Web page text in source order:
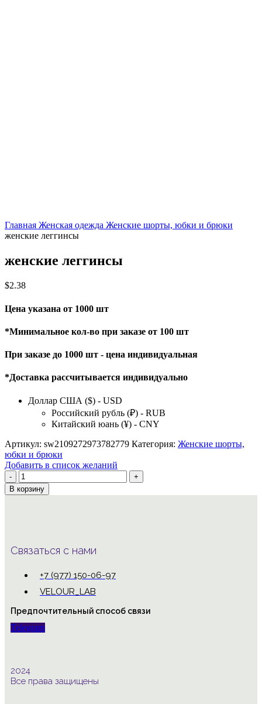
Главная Женская одежда Женские шорты, юбки и брюки
женские леггинсы
женские леггинсы
$2.38
Цена указана от 1000 шт
*Минимальное кол-во при заказе от 100 шт
При заказе до 1000 шт - цена индивидуальная
*Доставка рассчитывается индивидуально
Доллар США ($) - USD
Российский рубль (₽) - RUB
Китайский юань (¥) - CNY
Артикул: sw2109272973782779 Категория: Женские шорты,
юбки и брюки
Добавить в список желаний
Количество
товара
женские
В корзину
Связаться с нами
+7 (977) 150-06-97
VELOUR_LAB
Предпочтительный способ связи
Telegram
2024
Все права защищены